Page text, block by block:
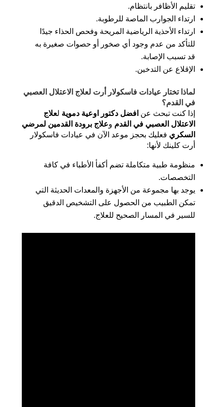
تقليم الأظافر بانتظام.
ارتداء الجوارب الماصة للرطوبة.
ارتداء الأحذية الرياضية المريحة وفحص الحذاء جيدًا
للتأكد من عدم وجود أي صخور أو حصوات صغيرة به
قد تسبب الإصابة.
الإقلاع عن التدخين.
لماذا تختار عيادات فاسكولار أرت لعلاج الاعتلال العصبي
في القدم؟
إذا كنت تبحث عن افضل دكتور اوعية دموية لعلاج
الاعتلال العصبي في القدم وعلاج برودة القدمين لمرضي
السكري فعليك بحجز موعد الآن في عيادات فاسكولار
أرت كلينك لأنها:
منظومة طبية متكاملة تضم أكفأ الأطباء في كافة
التخصصات.
يوجد بها مجموعة من الأجهزة والمعدات الحديثة التي
تمكن الطبيب من الحصول على التشخيص الدقيق
للسير في المسار الصحيح للعلاج.